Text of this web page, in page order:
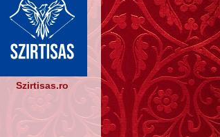
Szirtisas.ro